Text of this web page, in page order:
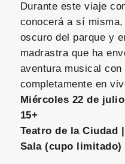
Durante este viaje
conocerá a sí
oscuro del parque y
madrastra que ha
aventura musical
completamente en
Miércoles 22 de
15+
Teatro de la Ciudad
Sala (cupo limitado)